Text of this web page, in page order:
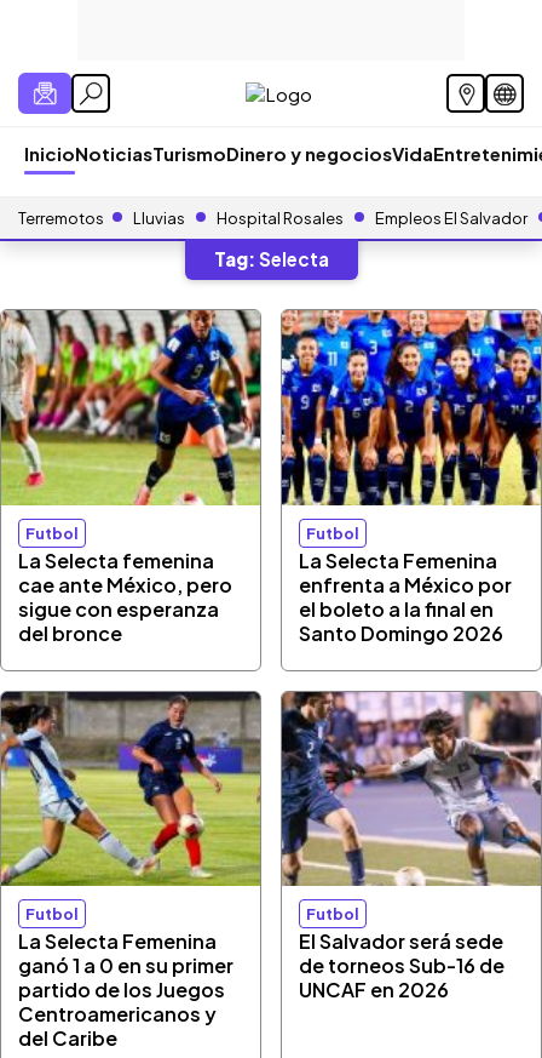
InicioNoticiasTurismoDinero y negociosVida
Terremotos Lluvias Hospital Rosales Empleos El Salvador
Tag: Selecta
Futbol
La Selecta femenina
cae ante México, pero
sigue con esperanza
del bronce
Futbol
La Selecta Femenina
enfrenta a México por
el boleto a la final en
Santo Domingo 2026
Futbol
La Selecta Femenina
ganó 1 a 0 en su primer
partido de los Juegos
Centroamericanos y
del Caribe
Futbol
El Salvador será sede
de torneos Sub-16 de
UNCAF en 2026